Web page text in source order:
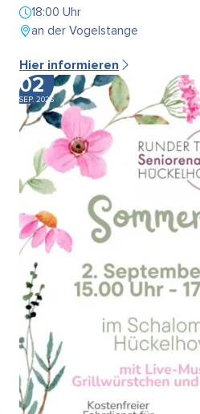
18:00 Uhr
an der Vogelstange
Hier informieren
02
SEP. 2026